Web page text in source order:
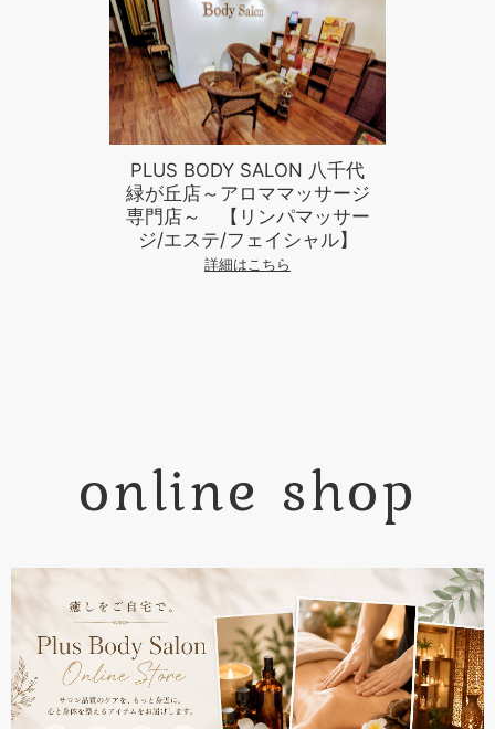
PLUS BODY SALON 八千代
緑が丘店～アロママッサージ
専門店～ 【リンパマッサー
ジ/エステ/フェイシャル】
詳細はこちら
online shop